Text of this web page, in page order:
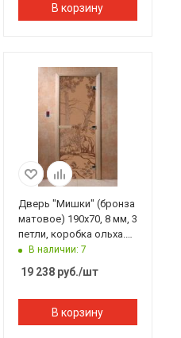
В корзину
Дверь "Мишки" (бронза
матовое) 190х70, 8 мм, 3
петли, коробка ольха.
Банный Эксперт
В наличии: 7
19 238руб./шт
В корзину